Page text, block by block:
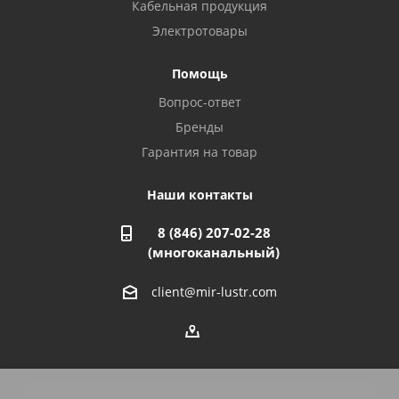
Октябрьский, ул. Свердлова, 28
Азнакаево, ул. Булгар, 2. ТЦ "Акчарлак"
Стерлитамак, ул. Вокзальная, 13
Магнитогорск, ул. Труда, 14
Кабельная продукция
Электротовары
Помощь
Вопрос-ответ
Бренды
Гарантия на товар
Наши контакты
8 (846) 207-02-28
(многоканальный)
client@mir-lustr.com